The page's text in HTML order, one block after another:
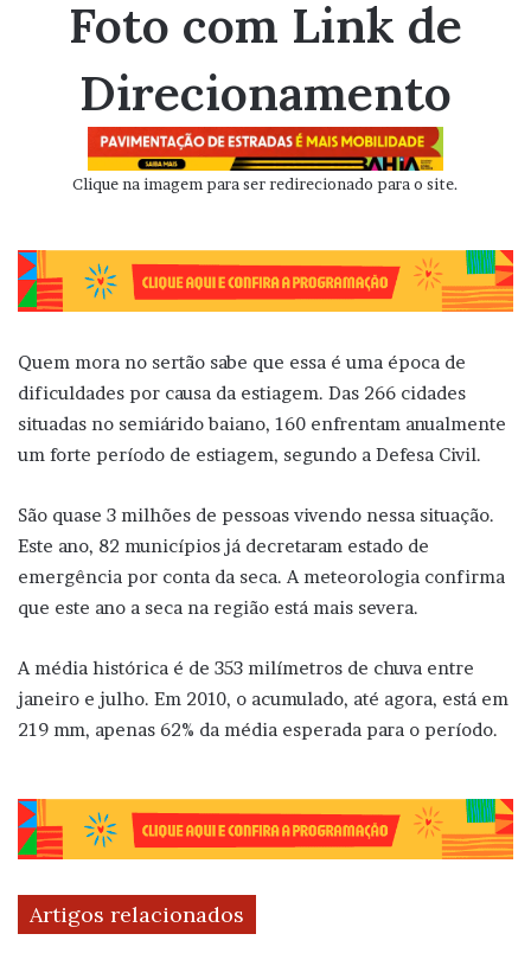
mail
Foto com Link de
Direcionamento
Clique na imagem para ser redirecionado para o site.
Quem mora no sertão sabe que essa é uma época de
dificuldades por causa da estiagem. Das 266 cidades
situadas no semiárido baiano, 160 enfrentam anualmente
um forte período de estiagem, segundo a Defesa Civil.
São quase 3 milhões de pessoas vivendo nessa situação.
Este ano, 82 municípios já decretaram estado de
emergência por conta da seca. A meteorologia confirma
que este ano a seca na região está mais severa.
A média histórica é de 353 milímetros de chuva entre
janeiro e julho. Em 2010, o acumulado, até agora, está em
219 mm, apenas 62% da média esperada para o período.
Artigos relacionados